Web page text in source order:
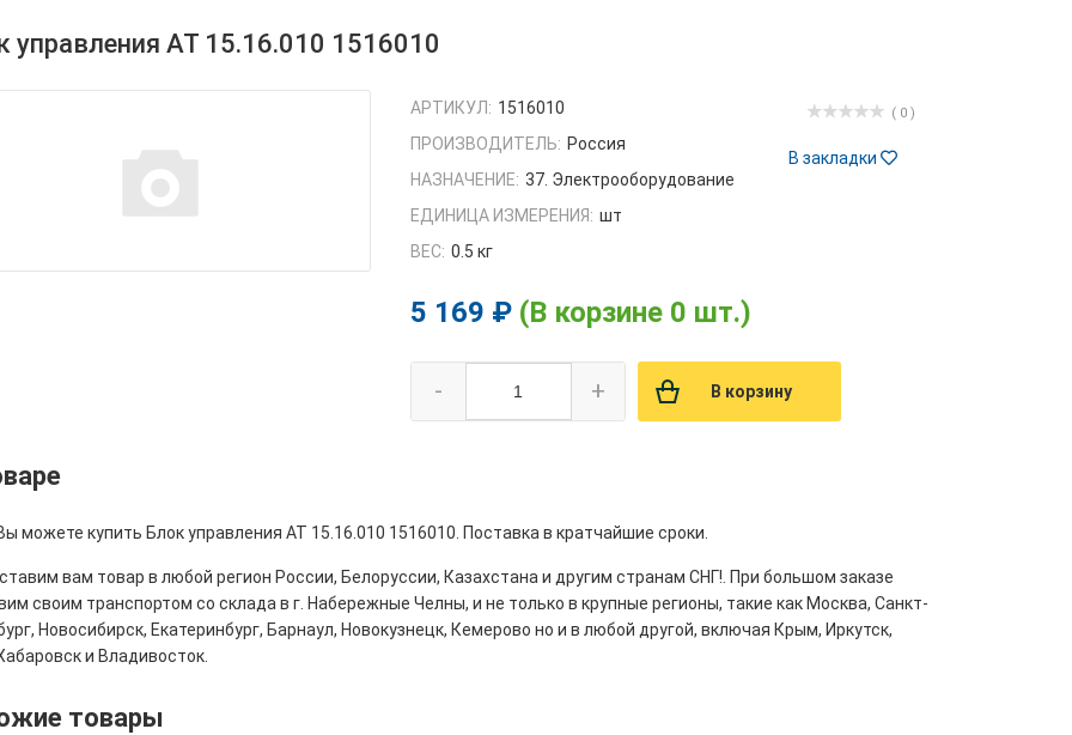
управления АТ 15.16.010 1516010
( 0 )
В закладки
АРТИКУЛ: 1516010
ПРОИЗВОДИТЕЛЬ: Россия
НАЗНАЧЕНИЕ: 37. Электрооборудование
ЕДИНИЦА ИЗМЕРЕНИЯ: шт
ВЕС: 0.5 кг
5 169 ₽ (В корзине 0 шт.)
- + В корзину
можете купить Блок управления АТ 15.16.010 1516010. Поставка в кратчайшие сроки.
вам товар в любой регион России, Белоруссии, Казахстана и другим странам СНГ!. При большом заказе
своим транспортом со склада в г. Набережные Челны, и не только в крупные регионы, такие как Москва, Санкт-
Новосибирск, Екатеринбург, Барнаул, Новокузнецк, Кемерово но и в любой другой, включая Крым, Иркутск,
и Владивосток.
товары